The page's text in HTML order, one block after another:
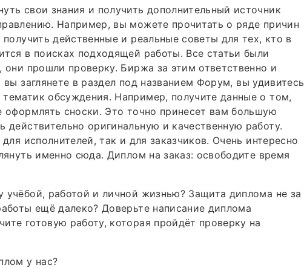
свои знания и получить дополнительный источник
Например, вы можете прочитать о ряде причин
действенные и реальные советы для тех, кто в
в поисках подходящей работы. Все статьи были
они прошли проверку. Биржа за этим ответственно и
вы заглянете в раздел под названием Форум, вы удивитесь
обсуждения. Например, получите данные о том,
оформлять сноски. Это точно принесет вам большую
действительно оригинальную и качественную работу.
исполнителей, так и для заказчиков. Очень интересно
именно сюда. Диплом на заказ: освободите время
учёбой, работой и личной жизнью? Защита диплома не за
ещё далеко? Доверьте написание диплома
готовую работу, которая пройдёт проверку на
у нас?